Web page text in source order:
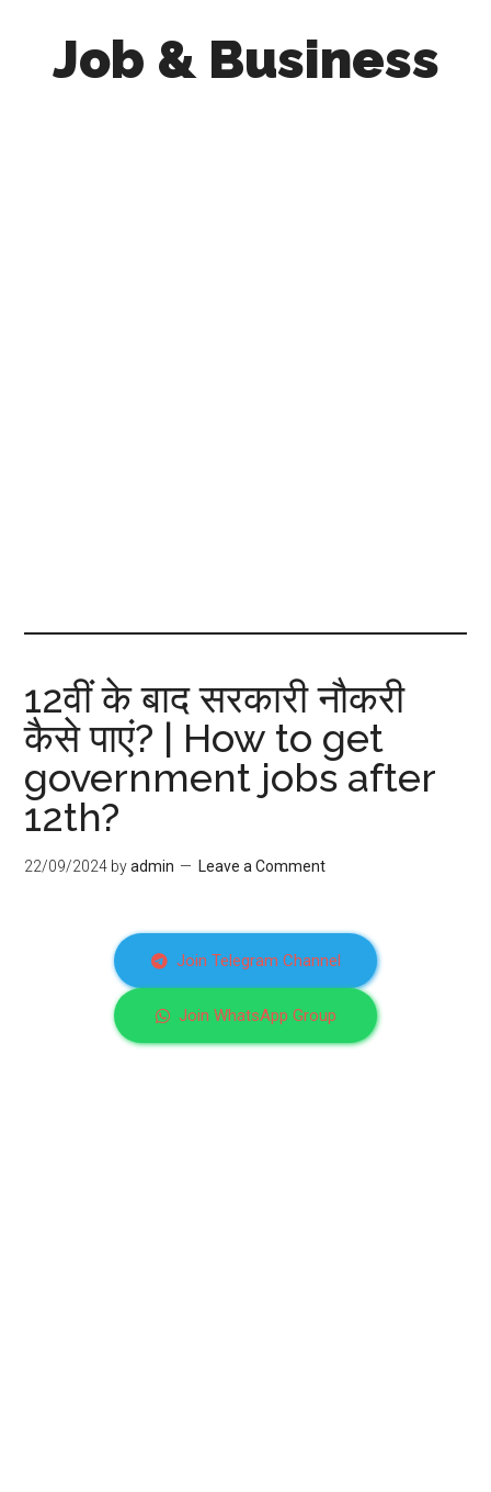
Job & Business
12वीं के बाद सरकारी नौकरी
कैसे पाएं? | How to get
government jobs after
12th?
22/09/2024 byadmin Leave a Comment
Join Telegram Channel
Join WhatsApp Group